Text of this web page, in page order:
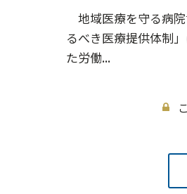
地域医療を守る病
るべき医療提供体制
た労働...